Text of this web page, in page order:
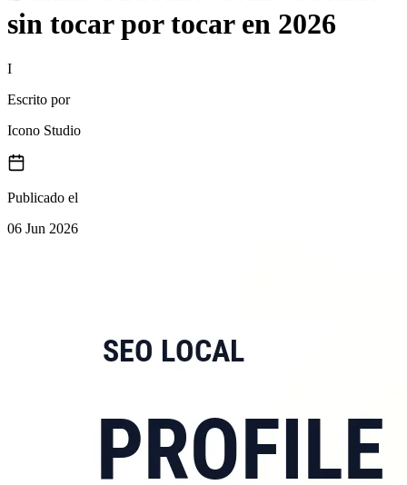
sin tocar por tocar en 2026
I
Escrito por
Icono Studio
Publicado el
06 Jun 2026